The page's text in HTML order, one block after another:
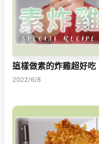
這樣做素的炸雞超好吃
2022/6/8